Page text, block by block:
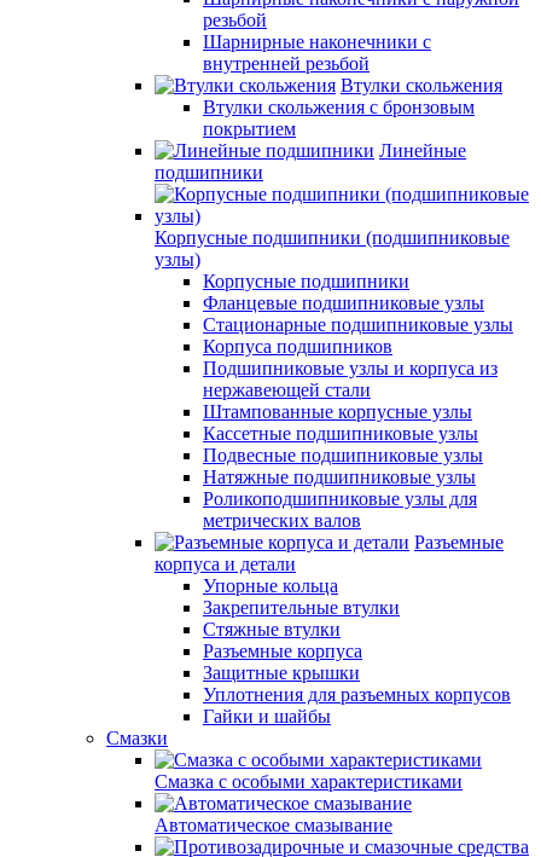
резьбой
Шарнирные наконечники с
внутренней резьбой
Втулки скольжения
Втулки скольжения с бронзовым
покрытием
Линейные
подшипники
Корпусные подшипники (подшипниковые
узлы)
Корпусные подшипники
Фланцевые подшипниковые узлы
Стационарные подшипниковые узлы
Корпуса подшипников
Подшипниковые узлы и корпуса из
нержавеющей стали
Штампованные корпусные узлы
Кассетные подшипниковые узлы
Подвесные подшипниковые узлы
Натяжные подшипниковые узлы
Роликоподшипниковые узлы для
метрических валов
Разъемные
корпуса и детали
Упорные кольца
Закрепительные втулки
Стяжные втулки
Разъемные корпуса
Защитные крышки
Уплотнения для разъемных корпусов
Гайки и шайбы
Смазки
Смазка с особыми характеристиками
Автоматическое смазывание